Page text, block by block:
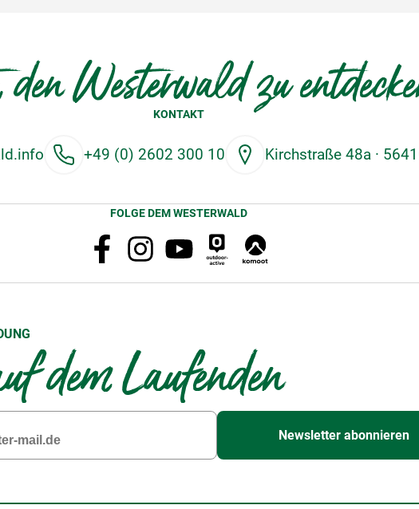
Westerwald zu
KONTAKT
+49 (0) 2602 300 10 Kirchstraße 48a ·
FOLGE DEM WESTERWALD
dem Laufenden
Newsletter abonnieren